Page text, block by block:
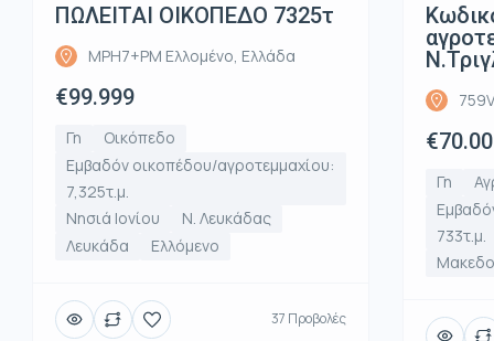
ΠΩΛΕΙΤΑΙ ΟΙΚΟΠΕΔΟ 7325τ
MPH7+PM Ελλομένο, Ελλάδα
€99.999
Γη
Οικόπεδο
Εμβαδόν οικοπέδου/αγροτεμμαχίου:
7,325τ.μ.
Νησιά Ιονίου
Ν. Λευκάδας
Λευκάδα
Ελλόμενο
37 Προβολές
Γη
733τ.μ.